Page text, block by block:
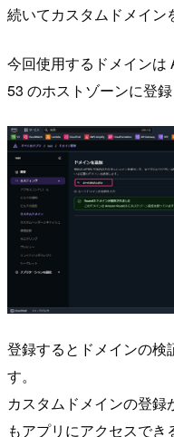
続いてカスタムドメイン
今回使用するドメインは
53 のホストゾーンに登録
登録するとドメインの検
す。
カスタムドメインの登
もアプリにアクセスでき